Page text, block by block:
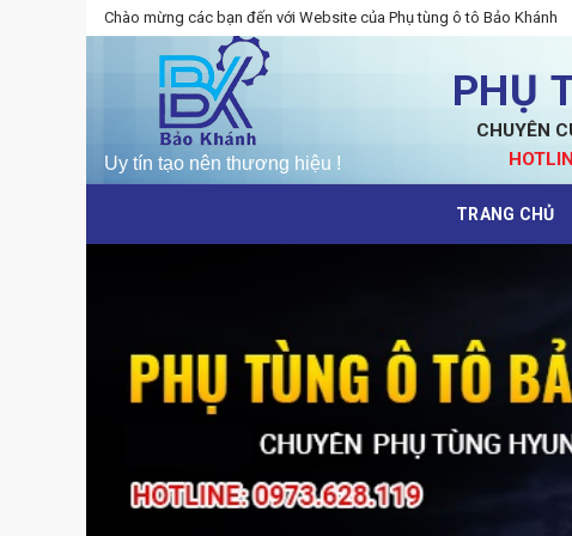
Skip
to
Chào mừng các bạn đến với Website của Phụ tùng ô tô Bảo Khánh
PHỤ
CHUYÊN
TRANG CHỦ